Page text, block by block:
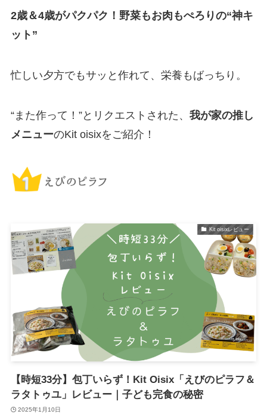
2歳＆4歳がパクパク！野菜もお肉もぺろりの“神キ
ット”
忙しい夕方でもサッと作れて、栄養もばっちり。
“また作って！”とリクエストされた、 我が家の推し
メニューのKit oisixをご紹介！
Kit oisixレビュー
【時短33分】包丁いらず！Kit Oisix「えびのピラフ＆
ラタトゥユ」レビュー｜子ども完食の秘密
2025年1月10日